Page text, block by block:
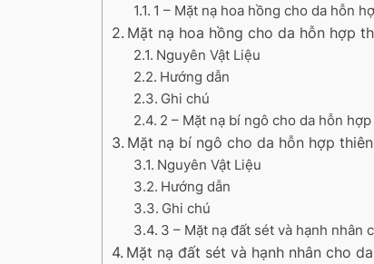
1 – Mặt nạ hoa hồng cho da hỗn
Mặt nạ hoa hồng cho da hỗn hợp
Nguyên Vật Liệu
Hướng dẫn
Ghi chú
2 – Mặt nạ bí ngô cho da hỗn
Mặt nạ bí ngô cho da hỗn hợp
Nguyên Vật Liệu
Hướng dẫn
Ghi chú
3 – Mặt nạ đất sét và hạnh nhân
Mặt nạ đất sét và hạnh nhân cho